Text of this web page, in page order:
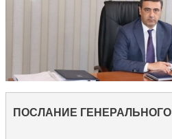
ПОСЛАНИЕ ГЕНЕРАЛЬНОГО